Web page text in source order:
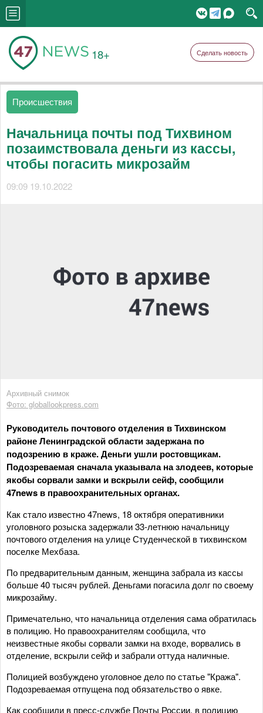
18+ Сделать новость
Происшествия
Начальница почты под Тихвином
позаимствовала деньги из кассы,
чтобы погасить микрозайм
09:09 19.10.2022
Архивный снимок
Фото: globallookpress.com
Руководитель почтового отделения в Тихвинском
районе Ленинградской области задержана по
подозрению в краже. Деньги ушли ростовщикам.
Подозреваемая сначала указывала на злодеев, которые
якобы сорвали замки и вскрыли сейф, сообщили
47news в правоохранительных органах.
Как стало известно 47news, 18 октября оперативники
уголовного розыска задержали 33-летнюю начальницу
почтового отделения на улице Студенческой в тихвинском
поселке Мехбаза.
По предварительным данным, женщина забрала из кассы
больше 40 тысяч рублей. Деньгами погасила долг по своему
микрозайму.
Примечательно, что начальница отделения сама обратилась
в полицию. Но правоохранителям сообщила, что
неизвестные якобы сорвали замки на входе, ворвались в
отделение, вскрыли сейф и забрали оттуда наличные.
Полицией возбуждено уголовное дело по статье "Кража".
Подозреваемая отпущена под обязательство о явке.
Как сообщили в пресс-службе Почты России, в полицию